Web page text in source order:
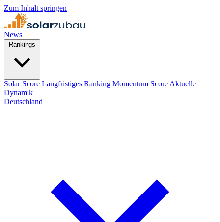
Zum Inhalt springen
News
Solar Score Langfristiges Ranking Momentum Score Aktuelle
Dynamik
Deutschland